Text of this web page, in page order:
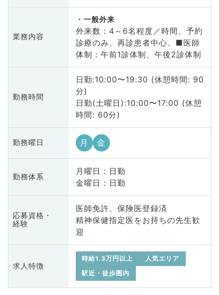
業務内容
一般外来
外来数：4～6名程度／時間、予約
診療のみ、再診患者中心、■医師
体制：午前1診体制、午後2診体制
勤務時間
日勤:10:00〜19:30 (休憩時間: 90
分)
日勤(土曜日):10:00〜17:00 (休憩
時間: 60分)
勤務曜日 月 金
勤務体系
月曜日 : 日勤
金曜日 : 日勤
応募資格・
経験
医師免許、保険医登録済
精神保健指定医をお持ちの先生歓
迎
求人特徴
時給1.3万円以上
人気エリア
駅近・徒歩圏内